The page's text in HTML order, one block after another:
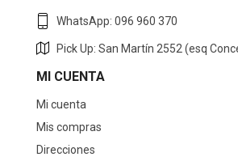
WhatsApp: 096 960 370
Pick Up: San Martín 2552 (esq
MI CUENTA
Mi cuenta
Mis compras
Direcciones